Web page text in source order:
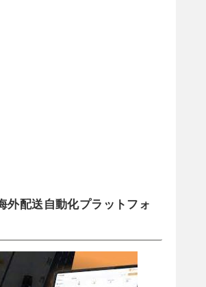
外配送自動化プラットフォ